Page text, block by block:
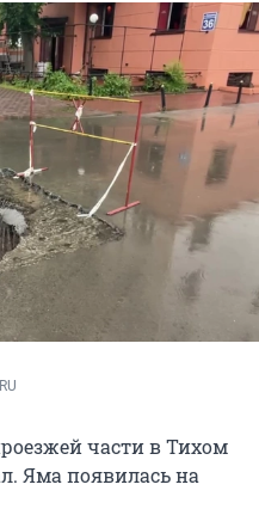
части в Тихом
Яма появилась на